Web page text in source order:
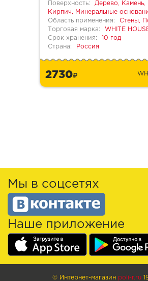
Поверхность:
Дерево, Камень,
Кирпич, Минеральные
Область применения:
Стены,
Торговая марка:
WHITE
Срок хранения:
10 год
Страна:
Россия
2730
Мы в соцсетях
Наше приложение
© Интернет-магазин poli-r.ru